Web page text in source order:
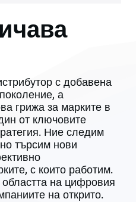
с добавена
а
грижа за марките в
от ключовите
Ние следим
търсим нови
с които работим.
на цифровия
на открито.